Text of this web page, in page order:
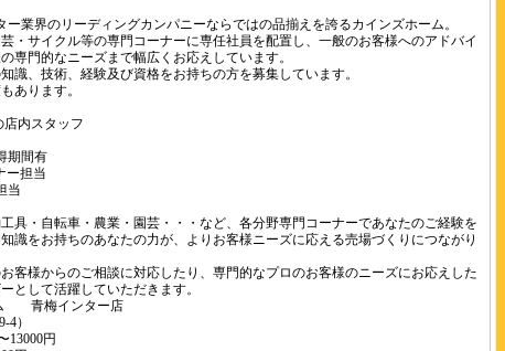
業界のリーディングカンパニーならではの品揃えを誇るカインズホーム。
・サイクル等の専門コーナーに専任社員を配置し、一般のお客様へのアドバイ
専門的なニーズまで幅広くお応えしています。
識、技術、経験及び資格をお持ちの方を募集しています。
あります。
内スタッフ
期間有
ー担当
当
具・自転車・農業・園芸・・・など、各分野専門コーナーであなたのご経験を
識をお持ちのあなたの力が、よりお客様ニーズに応える売場づくりにつながり
客様からのご相談に対応したり、専門的なプロのお客様のニーズにお応えした
として活躍していただきます。
青梅インター店
4）
13000円